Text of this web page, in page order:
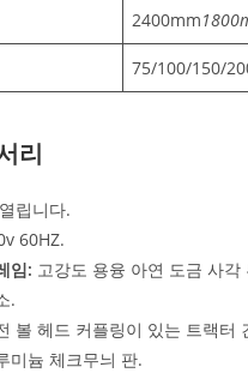
2400mm
75/100/150/
리
립니다.
60HZ.
임: 고강도 용융 아연 도금 사
.
볼 헤드 커플링이 있는 트랙터
미늄 체크무늬 판.